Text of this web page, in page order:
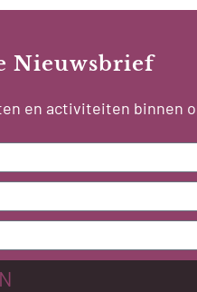
Nieuwsbrief
en activiteiten binnen